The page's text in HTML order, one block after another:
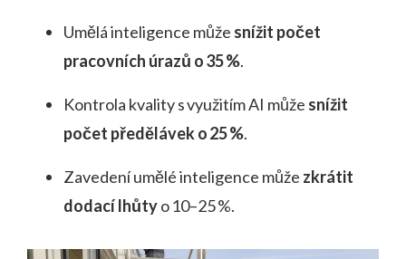
Umělá inteligence může snížit počet
pracovních úrazů o 35 %.
Kontrola kvality s využitím AI může snížit
počet předělávek o 25 %.
Zavedení umělé inteligence může zkrátit
dodací lhůtyo 10–25 %.